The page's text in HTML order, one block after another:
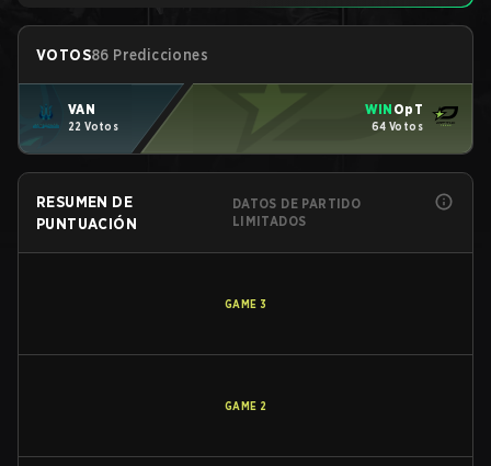
VOTOS86 Predicciones
VAN
22 Votos
WIN OpT
64 Votos
RESUMEN DE
PUNTUACIÓN
DATOS DE PARTIDO
LIMITADOS
GAME 3
GAME 2